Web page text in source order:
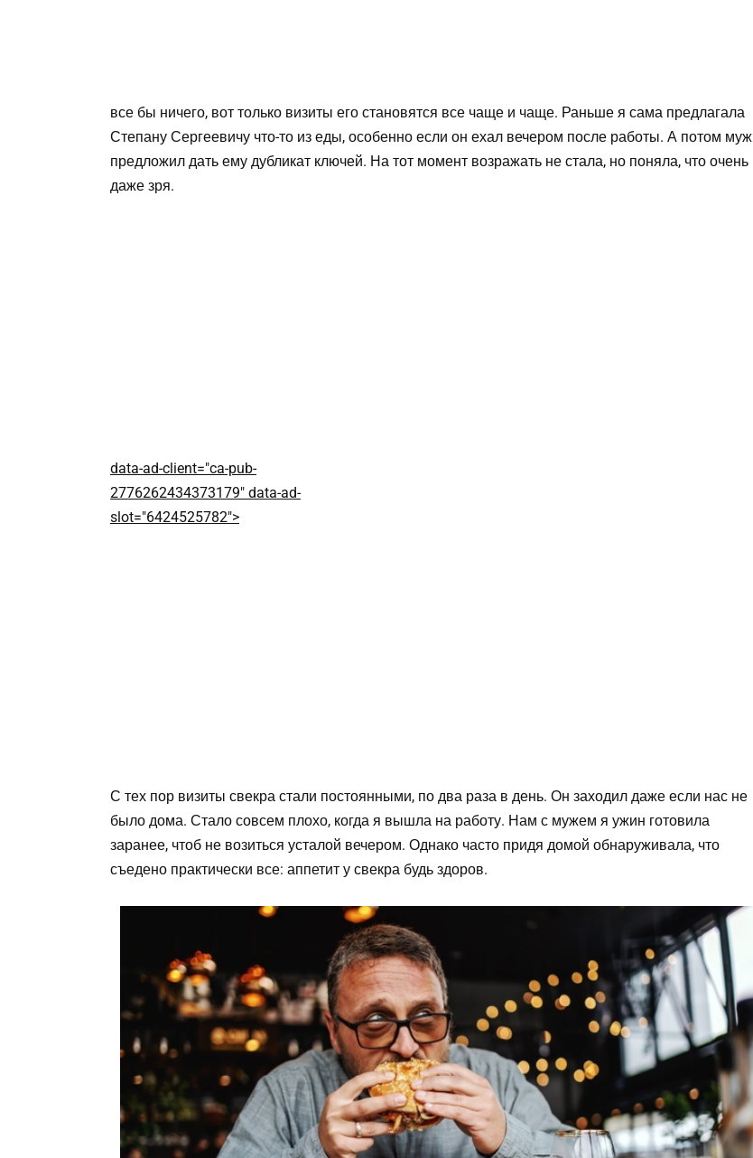
все бы ничего, вот только визиты его становятся все чаще и чаще. Раньше я сама предлагала
Степану Сергеевичу что-то из еды, особенно если он ехал вечером после работы. А потом муж
предложил дать ему дубликат ключей. На тот момент возражать не стала, но поняла, что очень
даже зря.
data-ad-client="ca-pub-
2776262434373179" data-ad-
slot="6424525782">
С тех пор визиты свекра стали постоянными, по два раза в день. Он заходил даже если нас не
было дома. Стало совсем плохо, когда я вышла на работу. Нам с мужем я ужин готовила
заранее, чтоб не возиться усталой вечером. Однако часто придя домой обнаруживала, что
съедено практически все: аппетит у свекра будь здоров.